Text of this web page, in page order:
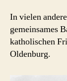
In vielen
gemeinsames
katholischen
Oldenburg.